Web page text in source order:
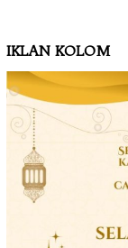
IKLAN KOLOM